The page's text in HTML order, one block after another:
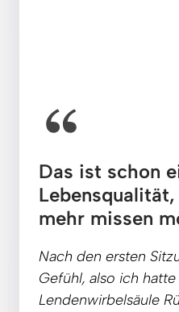
Das ist schon
mehr missen
Nach den ersten
Gefühl, also ich hatte
Lendenwirbelsäule